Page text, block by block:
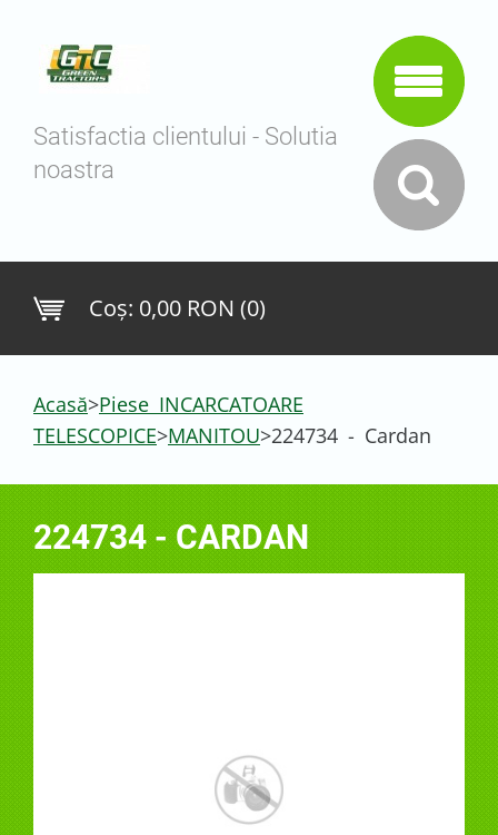
Satisfactia clientului - Solutia
noastra
Coş: 0,00 RON (0)
Acasă>Piese INCARCATOARE
TELESCOPICE>MANITOU>224734 - Cardan
224734 - CARDAN